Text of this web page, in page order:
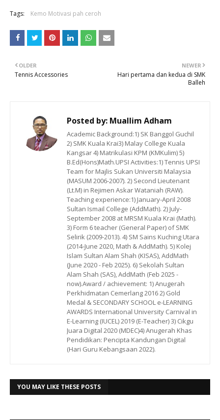
Tags: Kemo Motivasi pah ceroh
NEWER
Hari pertama dan kedua di SMK
Balleh
OLDER
Tennis Accessories
Posted by: Muallim Adham
Academic Background:1) SK Banggol Guchil
2) SMK Kuala Krai3) Malay College Kuala
Kangsar 4) Matrikulasi KPM (KMKulim) 5)
B.Ed(Hons)Math.UPSI Activities:1) Tennis UPSI
Team for Majlis Sukan Universiti Malaysia
(MASUM 2006-2007). 2) Second Lieutenant
(Lt.M) in Rejimen Askar Wataniah (RAW).
Teaching experience:1) January-April 2008
Sultan Ismail College (AddMath). 2) July-
September 2008 at MRSM Kuala Krai (Math).
3) Form 6 teacher (General Paper) of SMK
Selirik (2009-2013). 4) SM Sains Kuching Utara
(2014-June 2020, Math & AddMath). 5) Kolej
Islam Sultan Alam Shah (KISAS), AddMath
(June 2020 - Feb 2025). 6) Sekolah Sultan
Alam Shah (SAS), AddMath (Feb 2025 -
now).Award / achievement: 1) Anugerah
Perkhidmatan Cemerlang 2016 2) Gold
Medal & SECONDARY SCHOOL e-LEARNING
AWARDS International University Carnival in
E-Learning (IUCEL) 2019 (E-Teacher) 3) Cikgu
Juara Digital 2020 (MDEC)4) Anugerah Khas
Pendidikan: Pencipta Kandungan Digital
(Hari Guru Kebangsaan 2022).
YOU MAY LIKE THESE POSTS